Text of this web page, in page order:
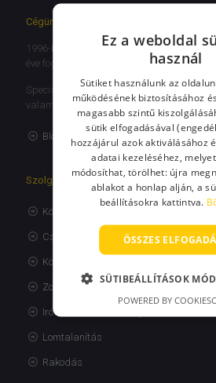
Cégünkről
1996-ban alakult budapesti székhelyű
éve foglalkozunk költöztetéssel.
Specialitásunk a lakossági, illetve lakás-
valamint antik bútorok, zongora
Blog
Szolgáltatásaink
Költöztetés
Csomagolás
Költöztető dobozok bérlése, eladása
Zongora és páncélszekrény szállítás
Irodaköltöztetés Budapest
Lomtalanítás
Rakodás
Ez a weboldal
használ
Sütiket használunk az
működésének biztosításához
magasabb szintű
sütik elfogadásával
hozzájárul azok aktiválásához
adatai kezeléséhez,
módosíthat, törölhet: újra
ablakot a honlap alján, a
beállításokra kattintva.
ÖSSZES
SÜTIBEÁLLÍTÁSOK
POWERED BY